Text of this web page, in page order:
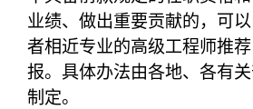
业绩、做出重要贡献的，可
者相近专业的高级工程师推
报。具体办法由各地、各有
制定。